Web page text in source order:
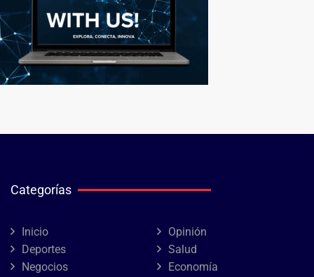
Categorías
Inicio
Opinión
Deportes
Salud
Negocios
Economía